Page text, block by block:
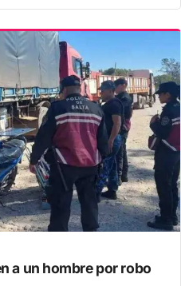
a un hombre por robo